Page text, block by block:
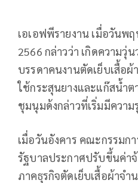
เอเอฟพีรายงาน เมื่อวัน
2566 กล่าวว่า เกิดความวุ่
บรรดาคนงานตัดเย็บเสื้อผ้
ใช้กระสุนยางและแก๊สน้ำต
ชุมนุมด้งกล่าวที่เริ่มมีควา
เมื่อวันอังคาร คณะกรรมก
รัฐบาลประกาศปรับขึ้นค่าจ้
ภาคธุรกิจตัดเย็บเสื้อผ้าจ